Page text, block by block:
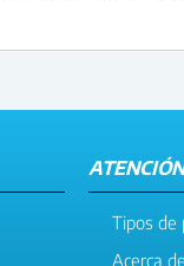
Tipos de
Acerca